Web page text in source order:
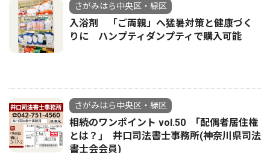
さがみはら中央区・緑区
入浴剤 「ご両親」へ猛暑対策と健康づく
りに ハンプティダンプティで購入可能
さがみはら中央区・緑区
相続のワンポイント vol.50 ｢配偶者居住権
とは？｣ 井口司法書士事務所(神奈川県司法
書士会会員)